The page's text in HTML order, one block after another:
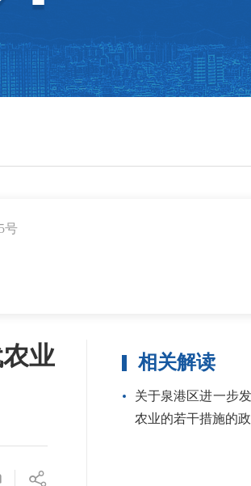
号
业 相关解读
关于泉港区进一步
农业的若干措施的